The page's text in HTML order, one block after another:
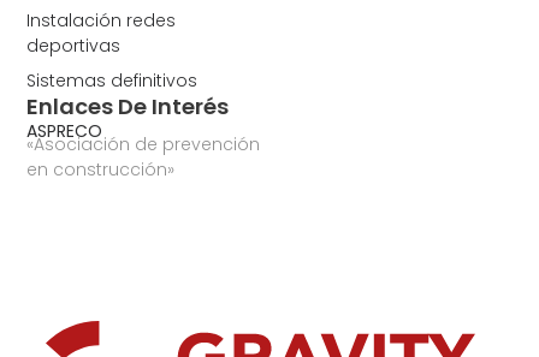
Instalación redes
deportivas
Sistemas definitivos
Enlaces De Interés
ASPRECO
«Asociación de prevención
en construcción»